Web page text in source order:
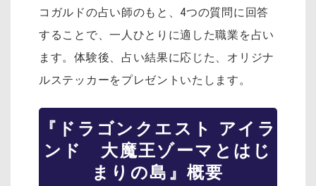
コガルドの占い師のもと、4つの質問に回答
することで、一人ひとりに適した職業を占い
ます。体験後、占い結果に応じた、オリジナ
ルステッカーをプレゼントいたします。
『ドラゴンクエスト アイラ
ンド 大魔王ゾーマとはじ
まりの島』概要